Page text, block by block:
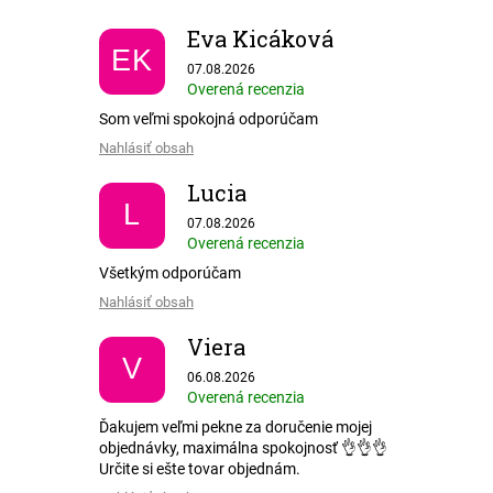
EK
Eva Kicáková
Hodnotenie obchodu je 5 z 5 hviezdičiek.
07.08.2026
Overená recenzia
Som veľmi spokojná odporúčam
Nahlásiť obsah
L
Lucia
Hodnotenie obchodu je 5 z 5 hviezdičiek.
07.08.2026
Overená recenzia
Všetkým odporúčam
Nahlásiť obsah
V
Viera
Hodnotenie obchodu je 5 z 5 hviezdičiek.
06.08.2026
Overená recenzia
Ďakujem veľmi pekne za doručenie mojej
objednávky, maximálna spokojnosť 👌👌👌
Určite si ešte tovar objednám.